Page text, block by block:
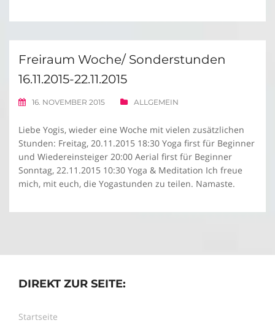
Freiraum Woche/ Sonderstunden
16.11.2015-22.11.2015
16. NOVEMBER 2015 ALLGEMEIN
Liebe Yogis, wieder eine Woche mit vielen zusätzlichen
Stunden: Freitag, 20.11.2015 18:30 Yoga first für Beginner
und Wiedereinsteiger 20:00 Aerial first für Beginner
Sonntag, 22.11.2015 10:30 Yoga & Meditation Ich freue
mich, mit euch, die Yogastunden zu teilen. Namaste.
DIREKT ZUR SEITE:
Startseite